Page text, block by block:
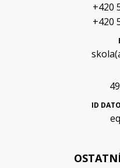
+420
+420
ID